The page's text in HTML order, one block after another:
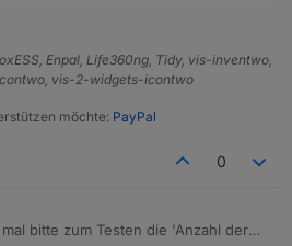
Enpal, Life360ng, Tidy, vis-inventwo,
vis-2-widgets-icontwo
möchte: PayPal
0
bitte zum Testen die 'Anzahl der